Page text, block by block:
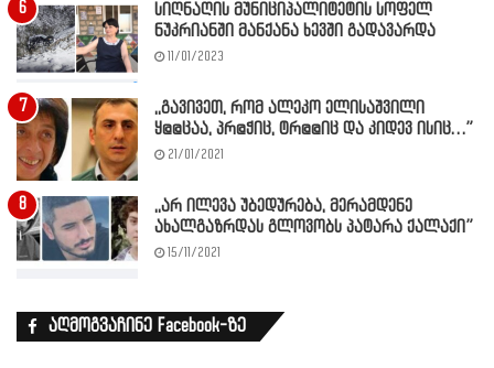
სიღნაღის მუნიციპალიტეტის სოფელ
ნუკრიანში მანქანა ხევში გადავარდა
11/01/2023
,,გავივეთ, რომ ალეკო ელისაშვილი
ყ@@ცაა, პრ@ჭიც, ტრ@@იც და კიდევ ისიც…”
21/01/2021
,,არ ილევა უბედურება, მერამდენე
ახალგაზრდას გლოვობს პატარა ქალაქი”
15/11/2021
აღმოგვაჩინე Facebook-ზე